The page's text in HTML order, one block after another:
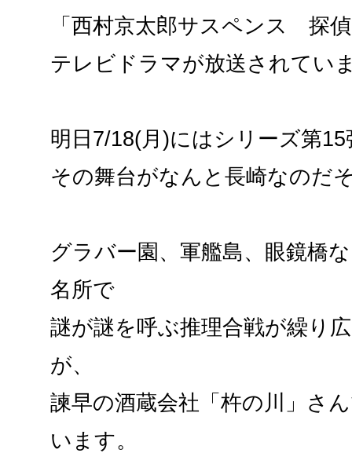
「西村京太郎サスペンス 探
テレビドラマが放送されてい
明日7/18(月)にはシリーズ第
その舞台がなんと長崎なのだ
グラバー園、軍艦島、眼鏡橋
名所で
謎が謎を呼ぶ推理合戦が繰り
が、
諫早の酒蔵会社「杵の川」さ
います。